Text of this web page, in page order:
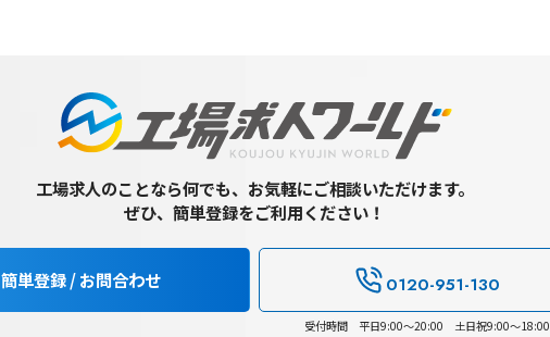
工場求人のことなら何でも、お気軽にご相談いただけます。
ぜひ、簡単登録をご利用ください！
簡単登録 / お問合わせ 0120-951-130
受付時間 平日9:00～20:00 土日祝9:00～18:00